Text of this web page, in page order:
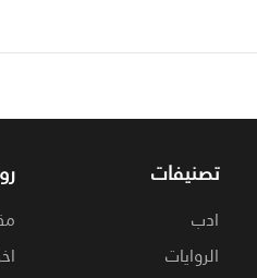
تصنيفات
ادب
الروايات